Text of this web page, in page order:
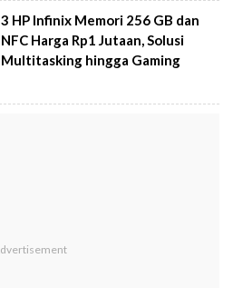
3 HP Infinix Memori 256 GB dan
NFC Harga Rp1 Jutaan, Solusi
Multitasking hingga Gaming